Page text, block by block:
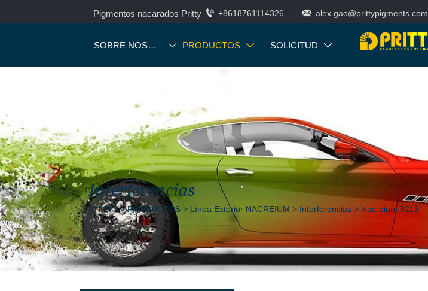
Pigmentos nacarados Pritty  +8618761114326  alex.gao@prittypigments.com
SOBRE NOSOTROS  PRODUCTOS  SOLICITUD 
Interferencias
INICIO>PRODUCTOS > Línea Exterior NACREIUM > Interferencias > Nacreium 9219